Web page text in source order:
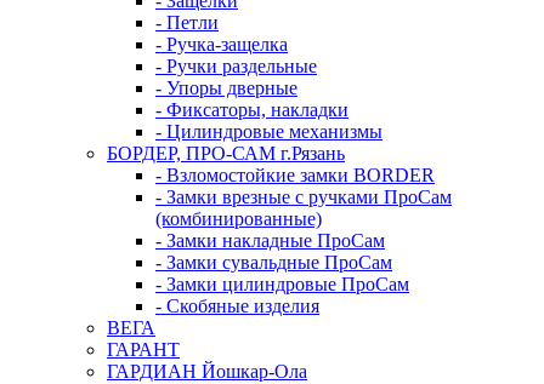
- Петли
- Ручка-защелка
- Ручки раздельные
- Упоры дверные
- Фиксаторы, накладки
- Цилиндровые механизмы
БОРДЕР, ПРО-САМ г.Рязань
- Взломостойкие замки BORDER
- Замки врезные с ручками ПроСам
(комбинированные)
- Замки накладные ПроСам
- Замки сувальдные ПроСам
- Замки цилиндровые ПроСам
- Скобяные изделия
ВЕГА
ГАРАНТ
ГАРДИАН Йошкар-Ола